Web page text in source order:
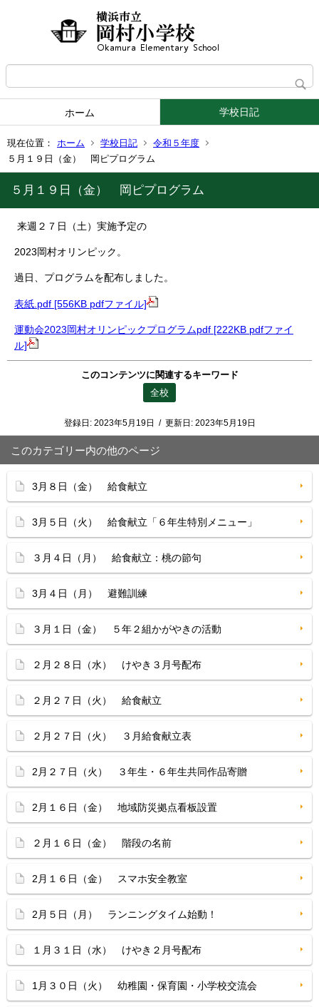
ホーム 学校日記
現在位置： ホーム 学校日記
令和５年度
５月１９日（金） 岡ピプログラム
５月１９日（金） 岡ピプログラム
来週２７日（土）実施予定の
2023岡村オリンピック。
過日、プログラムを配布しました。
表紙.pdf [556KB pdfファイル]
運動会2023岡村オリンピックプログラムpdf [222KB pdfファイ
ル]
このコンテンツに関連するキーワード
全校
登録日: 2023年5月19日 / 更新日: 2023年5月19日
このカテゴリー内の他のページ
3月８日（金） 給食献立
3月５日（火） 給食献立「６年生特別メニュー」
３月４日（月） 給食献立：桃の節句
3月４日（月） 避難訓練
３月１日（金） ５年２組かがやきの活動
２月２８日（水） けやき３月号配布
２月２７日（火） 給食献立
２月２７日（火） ３月給食献立表
2月２７日（火） ３年生・６年生共同作品寄贈
2月１６日（金） 地域防災拠点看板設置
２月１６日（金） 階段の名前
2月１６日（金） スマホ安全教室
2月５日（月） ランニングタイム始動！
１月３１日（水） けやき２月号配布
1月３０日（火） 幼稚園・保育園・小学校交流会